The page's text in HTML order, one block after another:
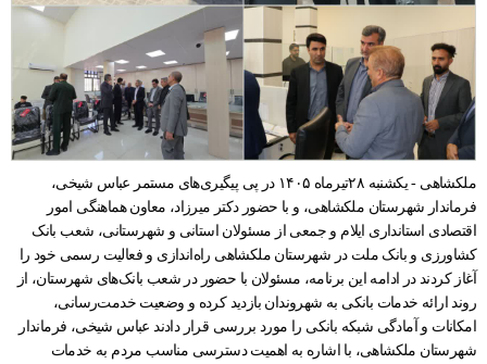
ملکشاهی - یکشنبه ۲۸تیرماه ۱۴۰۵ در پی پیگیری‌های مستمر عباس شیخی،
فرماندار شهرستان ملکشاهی، و با حضور دکتر میرزاد، معاون هماهنگی امور
اقتصادی استانداری ایلام و جمعی از مسئولان استانی و شهرستانی، شعب بانک
کشاورزی و بانک ملت در شهرستان ملکشاهی راه‌اندازی و فعالیت رسمی خود را
آغاز کردند در ادامه این برنامه، مسئولان با حضور در شعب بانک‌های شهرستان، از
روند ارائه خدمات بانکی به شهروندان بازدید کرده و وضعیت خدمت‌رسانی،
امکانات و آمادگی شبکه بانکی را مورد بررسی قرار دادند عباس شیخی، فرماندار
شهرستان ملکشاهی، با اشاره به اهمیت دسترسی مناسب مردم به خدمات